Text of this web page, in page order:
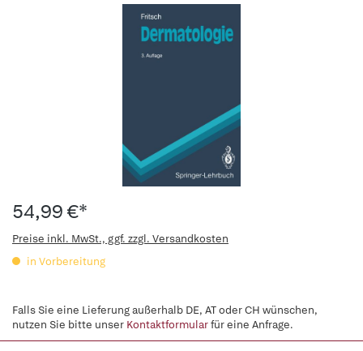
54,99 €*
Preise inkl. MwSt., ggf. zzgl. Versandkosten
in Vorbereitung
Falls Sie eine Lieferung außerhalb DE, AT oder CH wünschen,
nutzen Sie bitte unser Kontaktformularfür eine Anfrage.